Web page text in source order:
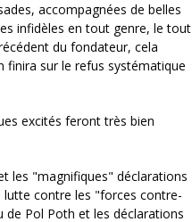
accompagnées de belles
infidèles en tout genre, le tout
du fondateur, cela
finira sur le refus systématique
excités feront très bien
les "magnifiques" déclarations
lutte contre les "forces contre-
Pol Poth et les déclarations